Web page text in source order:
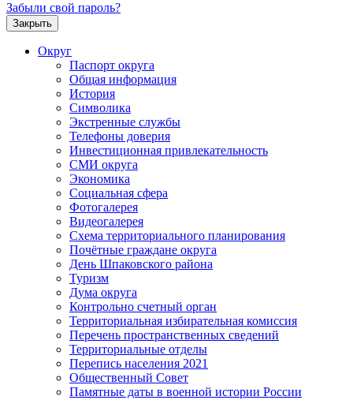
Забыли свой пароль?
Закрыть
Округ
Паспорт округа
Общая информация
История
Символика
Экстренные службы
Телефоны доверия
Инвестиционная привлекательность
СМИ округа
Экономика
Социальная сфера
Фотогалерея
Видеогалерея
Схема территориального планирования
Почётные граждане округа
День Шпаковского района
Туризм
Дума округа
Контрольно счетный орган
Территориальная избирательная комиссия
Перечень пространственных сведений
Территориальные отделы
Перепись населения 2021
Общественный Совет
Памятные даты в военной истории России